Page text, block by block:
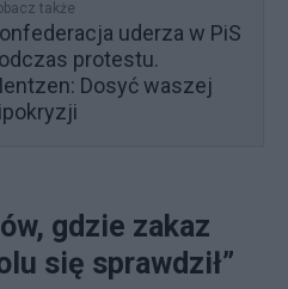
także
uderza w PiS
protestu.
Dosyć waszej
gdzie zakaz
się sprawdził”